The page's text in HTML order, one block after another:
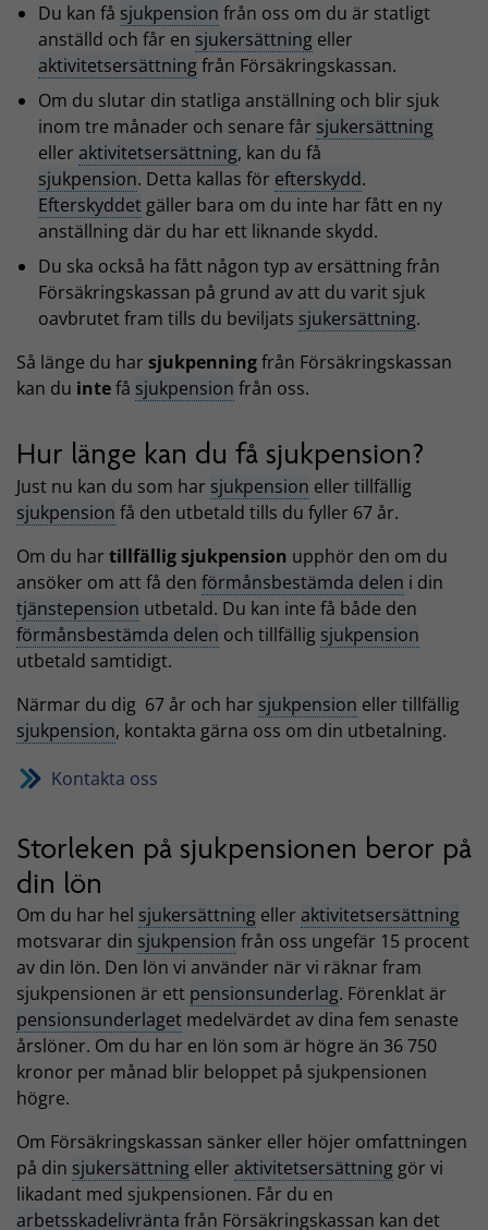
Du kan få sjukpension från oss om du är statligt
anställd och får en sjukersättning eller
aktivitetsersättningfrån Försäkringskassan.
Om du slutar din statliga anställning och blir sjuk
inom tre månader och senare får sjukersättning
eller aktivitetsersättning, kan du få
sjukpension. Detta kallas för efterskydd.
Efterskyddet gäller bara om du inte har fått en ny
anställning där du har ett liknande skydd.
Du ska också ha fått någon typ av ersättning från
Försäkringskassan på grund av att du varit sjuk
oavbrutet fram tills du beviljats sjukersättning.
Så länge du har sjukpenningfrån Försäkringskassan
kan du intefå sjukpension från oss.
Hur länge kan du få sjukpension?
Just nu kan du som har sjukpension eller tillfällig
sjukpension få den utbetald tills du fyller 67 år.
Om du har tillfällig sjukpension upphör den om du
ansöker om att få den förmånsbestämda delen i din
tjänstepension utbetald. Du kan inte få både den
förmånsbestämda delen och tillfällig sjukpension
utbetald samtidigt.
Närmar du dig 67 år och har sjukpension eller tillfällig
sjukpension, kontakta gärna oss om din utbetalning.
Kontakta oss
Storleken på sjukpensionen beror på
din lön
Om du har hel sjukersättning eller aktivitetsersättning
motsvarar din sjukpension från oss ungefär 15 procent
av din lön. Den lön vi använder när vi räknar fram
sjukpensionen är ett pensionsunderlag. Förenklat är
pensionsunderlaget medelvärdet av dina fem senaste
årslöner. Om du har en lön som är högre än 36 750
kronor per månad blir beloppet på sjukpensionen
högre.
Om Försäkringskassan sänker eller höjer omfattningen
på din sjukersättning eller aktivitetsersättninggör vi
likadant med sjukpensionen. Får du en
arbetsskadelivränta från Försäkringskassan kan det